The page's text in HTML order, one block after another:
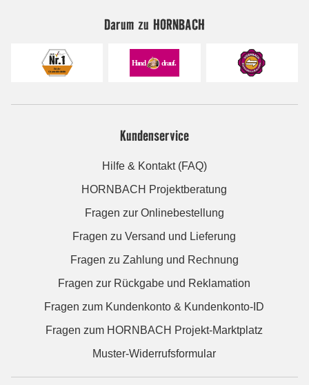
Darum zu HORNBACH
Kundenservice
Hilfe & Kontakt (FAQ)
HORNBACH Projektberatung
Fragen zur Onlinebestellung
Fragen zu Versand und Lieferung
Fragen zu Zahlung und Rechnung
Fragen zur Rückgabe und Reklamation
Fragen zum Kundenkonto & Kundenkonto-ID
Fragen zum HORNBACH Projekt-Marktplatz
Muster-Widerrufsformular